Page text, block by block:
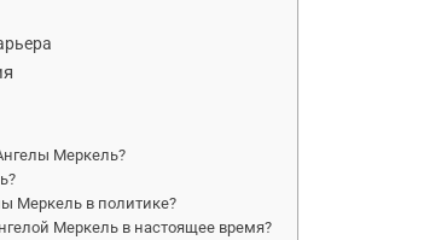
Меркель?
Меркель в политике?
Меркель в настоящее время?